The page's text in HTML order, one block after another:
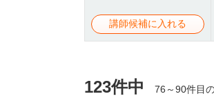
講師候補に入れる
123件中 76～90件目